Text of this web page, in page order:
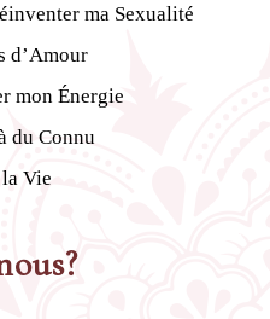
ma Sexualité
d’Amour
mon Énergie
du Connu
Vie